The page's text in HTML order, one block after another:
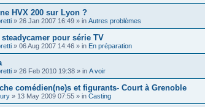
HVX 200 sur Lyon ?
» 26 Jan 2007 16:49 » in Autres problèmes
steadycamer pour série TV
» 06 Aug 2007 14:46 » in En préparation
» 26 Feb 2010 19:38 » in A voir
comédien(ne)s et figurants- Court à Grenoble
» 13 May 2009 07:55 » in Casting